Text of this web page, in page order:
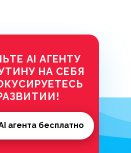
AI АГЕНТУ
НА СЕБЯ
агента бесплатно